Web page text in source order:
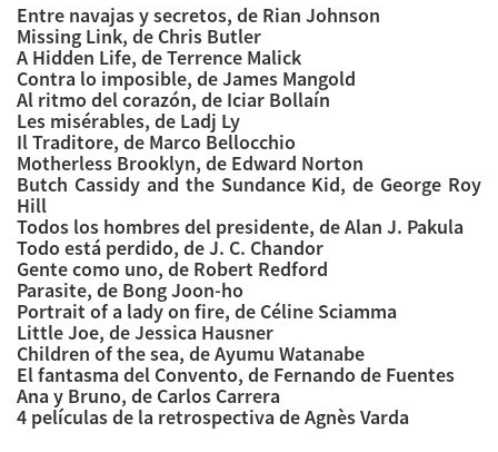
Entre navajas y secretos, de Rian Johnson
Missing Link, de Chris Butler
A Hidden Life, de Terrence Malick
Contra lo imposible, de James Mangold
Al ritmo del corazón, de Iciar Bollaín
Les misérables, de Ladj Ly
Il Traditore, de Marco Bellocchio
Motherless Brooklyn, de Edward Norton
Butch Cassidy and the Sundance Kid, de George Roy
Hill
Todos los hombres del presidente, de Alan J. Pakula
Todo está perdido, de J. C. Chandor
Gente como uno, de Robert Redford
Parasite, de Bong Joon-ho
Portrait of a lady on fire, de Céline Sciamma
Little Joe, de Jessica Hausner
Children of the sea, de Ayumu Watanabe
El fantasma del Convento, de Fernando de Fuentes
Ana y Bruno, de Carlos Carrera
4 películas de la retrospectiva de Agnès Varda